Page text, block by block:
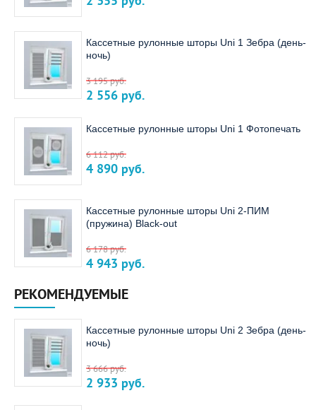
Кассетные рулонные шторы Uni 1 Зебра (день-
ночь)
3 195руб.
2 556 руб.
Кассетные рулонные шторы Uni 1 Фотопечать
6 112руб.
4 890 руб.
Кассетные рулонные шторы Uni 2-ПИМ
(пружина) Black-out
6 178руб.
4 943 руб.
РЕКОМЕНДУЕМЫЕ
Кассетные рулонные шторы Uni 2 Зебра (день-
ночь)
3 666руб.
2 933 руб.